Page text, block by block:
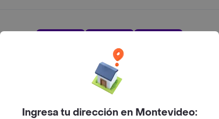
Google play
Ingresa tu dirección en Montevideo: